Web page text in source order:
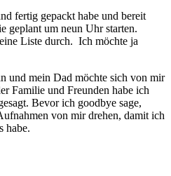
fertig gepackt habe und bereit
geplant um neun Uhr starten.
Liste durch. Ich möchte ja
und mein Dad möchte sich von mir
Familie und Freunden habe ich
Bevor ich goodbye sage,
von mirdrehen, damit ich
habe.